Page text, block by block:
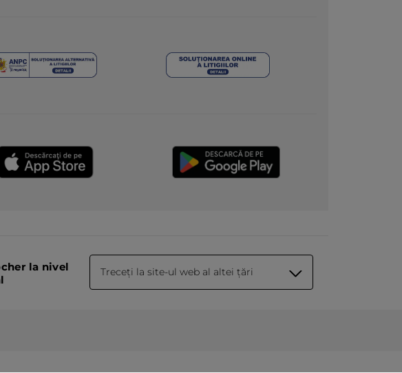
la nivel
Treceți la site-ul web al altei țări